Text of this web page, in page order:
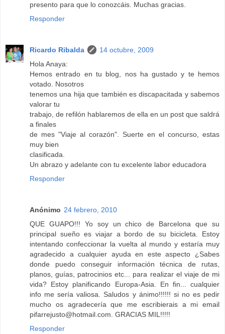
presento para que lo conozcáis. Muchas gracias.
Responder
Ricardo Ribalda
14 octubre, 2009
Hola Anaya:
Hemos entrado en tu blog, nos ha gustado y te hemos
votado. Nosotros
tenemos una hija que también es discapacitada y sabemos
valorar tu
trabajo, de refilón hablaremos de ella en un post que saldrá
a finales
de mes "Viaje al corazón". Suerte en el concurso, estas
muy bien
clasificada.
Un abrazo y adelante con tu excelente labor educadora
Responder
Anónimo 24 febrero, 2010
QUE GUAPO!!! Yo soy un chico de Barcelona que su
principal sueño es viajar a bordo de su bicicleta. Estoy
intentando confeccionar la vuelta al mundo y estaría muy
agradecido a cualquier ayuda en este aspecto ¿Sabes
donde puedo conseguir información técnica de rutas,
planos, guías, patrocinios etc... para realizar el viaje de mi
vida? Estoy planificando Europa-Asia. En fin... cualquier
info me sería valiosa. Saludos y ánimo!!!!!! si no es pedir
mucho os agradecería que me escribierais a mi email
pifarrejusto@hotmail.com. GRACIAS MIL!!!!!
Responder